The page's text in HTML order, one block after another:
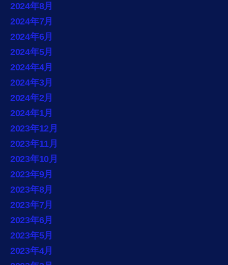
2024年8月
2024年7月
2024年6月
2024年5月
2024年4月
2024年3月
2024年2月
2024年1月
2023年12月
2023年11月
2023年10月
2023年9月
2023年8月
2023年7月
2023年6月
2023年5月
2023年4月